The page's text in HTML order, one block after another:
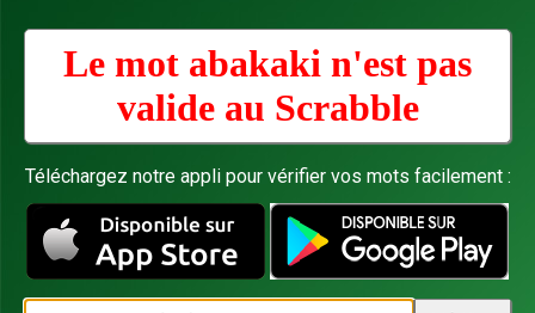
Le mot abakaki n'est pas
valide au Scrabble
Téléchargez notre appli pour vérifier vos mots facilement :